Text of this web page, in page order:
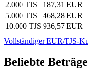
2.000 TJS
187,31 EUR
5.000 TJS
468,28 EUR
10.000 TJS 936,57 EUR
Vollständiger EUR/TJS-
Beliebte Beträge